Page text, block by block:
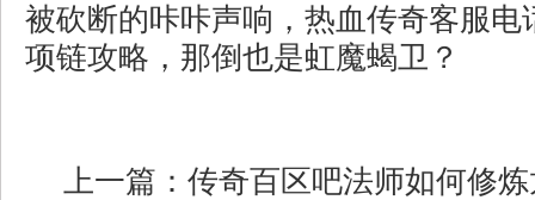
被砍断的咔咔声响，热血传奇客服电
项链攻略，那倒也是虹魔蝎卫？
上一篇： 传奇百区吧法师如何修